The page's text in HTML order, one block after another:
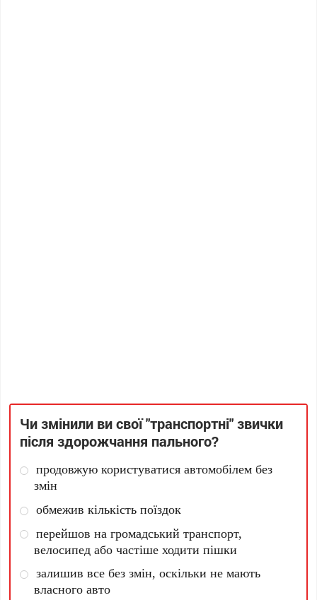
Чи змінили ви свої "транспортні" звички
після здорожчання пального?
продовжую користуватися автомобілем без
змін
обмежив кількість поїздок
перейшов на громадський транспорт,
велосипед або частіше ходити пішки
залишив все без змін, оскільки не мають
власного авто